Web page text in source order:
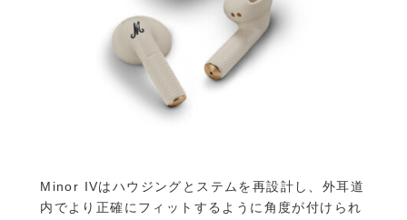
Minor IVはハウジングとステムを再設計し、外耳道
内でより正確にフィットするように角度が付けられ